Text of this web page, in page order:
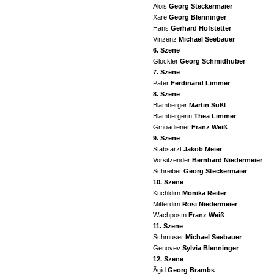
Alois Georg Steckermaier
Xare Georg Blenninger
Hans Gerhard Hofstetter
Vinzenz Michael Seebauer
6. Szene
Glöckler Georg Schmidhuber
7. Szene
Pater Ferdinand Limmer
8. Szene
Blamberger Martin Süßl
Blambergerin Thea Limmer
Gmoadiener Franz Weiß
9. Szene
Stabsarzt Jakob Meier
Vorsitzender Bernhard Niedermeier
Schreiber Georg Steckermaier
10. Szene
Kuchldirn Monika Reiter
Mitterdirn Rosi Niedermeier
Wachpostn Franz Weiß
11. Szene
Schmuser Michael Seebauer
Genovev Sylvia Blenninger
12. Szene
Ägid Georg Brambs